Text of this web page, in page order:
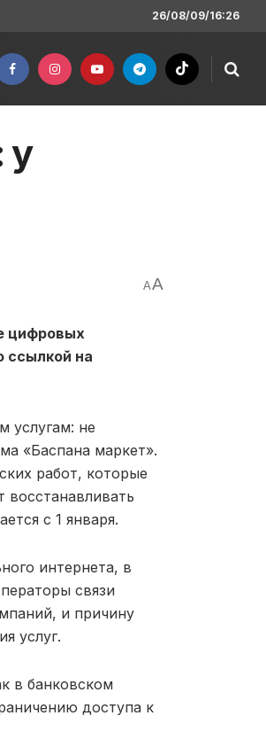
26/08/09/16:26
у
AA
цифровых
ссылкой на
услугам: не
«Баспана маркет».
работ, которые
с 1 января.
интернета, в
связи
и причину
услуг.
в банковском
доступа к